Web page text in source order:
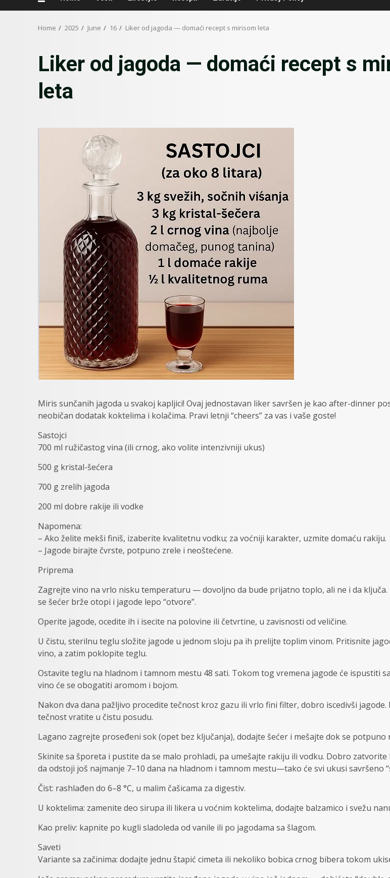
Home 2025 June 16 Liker od jagoda — domaći recept s mirisom leta
Liker od jagoda — domaći recept s
leta
Miris sunčanih jagoda u svakoj kapljici! Ovaj jednostavan liker savršen je kao after-dinner
neobičan dodatak koktelima i kolačima. Pravi letnji “cheers” za vas i vaše goste!
Sastojci
700 ml ružičastog vina (ili crnog, ako volite intenzivniji ukus)
500 g kristal-šećera
700 g zrelih jagoda
200 ml dobre rakije ili vodke
Napomena:
– Ako želite mekši finiš, izaberite kvalitetnu vodku; za voćniji karakter, uzmite domaću rakiju.
– Jagode birajte čvrste, potpuno zrele i neoštećene.
Priprema
Zagrejte vino na vrlo nisku temperaturu — dovoljno da bude prijatno toplo, ali ne i da ključa.
se šećer brže otopi i jagode lepo “otvore”.
Operite jagode, ocedite ih i isecite na polovine ili četvrtine, u zavisnosti od veličine.
U čistu, sterilnu teglu složite jagode u jednom sloju pa ih prelijte toplim vinom. Pritisnite
vino, a zatim poklopite teglu.
Ostavite teglu na hladnom i tamnom mestu 48 sati. Tokom tog vremena jagode će ispustiti
vino će se obogatiti aromom i bojom.
Nakon dva dana pažljivo procedite tečnost kroz gazu ili vrlo fini filter, dobro iscedivši jagode.
tečnost vratite u čistu posudu.
Lagano zagrejte proseđeni sok (opet bez ključanja), dodajte šećer i mešajte dok se potpuno
Skinite sa šporeta i pustite da se malo prohladi, pa umešajte rakiju ili vodku. Dobro zatvorite
da odstoji još najmanje 7–10 dana na hladnom i tamnom mestu—tako će svi ukusi savršeno
Čist: rashlađen do 6–8 °C, u malim čašicama za digestiv.
U koktelima: zamenite deo sirupa ili likera u voćnim koktelima, dodajte balzamico i svežu
Kao preliv: kapnite po kugli sladoleda od vanile ili po jagodama sa šlagom.
Saveti
Variantе sa začinima: dodajte jednu štapić cimeta ili nekoliko bobica crnog bibera tokom